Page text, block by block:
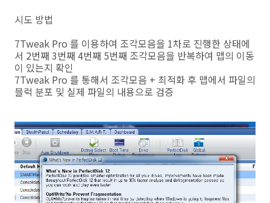
시도 방법
7Tweak Pro 를 이용하여 조각모음을 1차로 진행한 상태에
서 2번째 3번째 4번째 5번째 조각모음을 반복하여 맵의 이동
이 있는지 확인
7Tweak Pro 를 통해서 조각모음 + 최적화 후 맵에서 파일의
블럭 분포 및 실제 파일의 내용으로 검증